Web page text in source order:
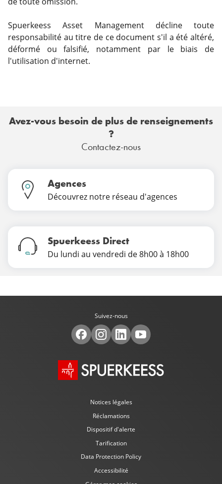
Spuerkeess Asset Management décline toute
responsabilité au titre de ce document s'il a été altéré,
déformé ou falsifié, notamment par le biais de
l'utilisation d'internet.
Avez-vous besoin de plus de renseignements
?
Contactez-nous
Agences
Découvrez notre réseau d'agences
Spuerkeess Direct
Du lundi au vendredi de 8h00 à 18h00
Suivez-nous
Notices légales
Réclamations
Dispositif d'alerte
Tarification
Data Protection Policy
Accessibilité